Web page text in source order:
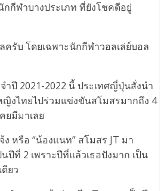
ฬาบางประเภท ที่ยังโชคดีอยู่
บ โดยเฉพาะนักกีฬาวอลเล่ย์บอล
2021-2022 นี้ ประเทศญี่ปุ่นสั่งนำ
ญิงไทยไปร่วมแข่งขันสโมสรมากถึง 4
ยมีมาเลย
รือ “น้องแนท” สโมสร JT มา
นปีที่ 2 เพราะปีที่แล้วเธอปังมาก เป็น
ยว